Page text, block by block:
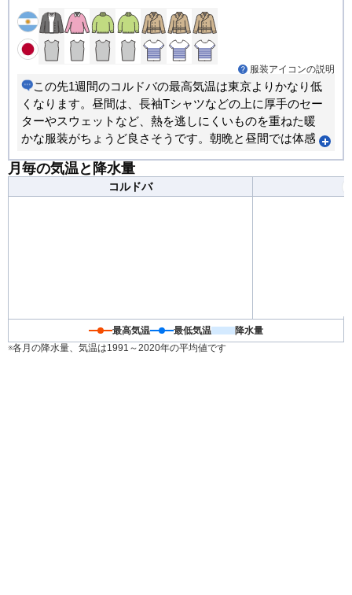
服装アイコンの説明
この先1週間のコルドバの最高気温は東京よりかなり低
くなります。昼間は、長袖Tシャツなどの上に厚手のセー
ターやスウェットなど、熱を逃しにくいものを重ねた暖
かな服装がちょうど良さそうです。朝晩と昼間では体感
めです。
月毎の気温と降水量
コルドバ
最高気温 最低気温
降水量
※各月の降水量、気温は1991～2020年の平均値です